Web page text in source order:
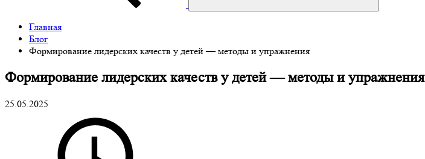
Главная
Блог
Формирование лидерских качеств у детей — методы и упражнения
Формирование лидерских качеств у детей — методы и упражнения
25.05.2025